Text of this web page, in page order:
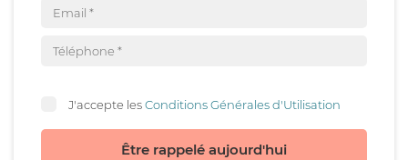
J'accepte lesConditions Générales d'Utilisation
Être rappelé aujourd'hui